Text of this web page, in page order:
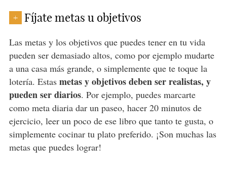
+ Fíjate metas u objetivos
Las metas y los objetivos que puedes tener en tu vida
pueden ser demasiado altos, como por ejemplo mudarte
a una casa más grande, o simplemente que te toque la
lotería. Estas metas y objetivos deben ser realistas, y
pueden ser diarios. Por ejemplo, puedes marcarte
como meta diaria dar un paseo, hacer 20 minutos de
ejercicio, leer un poco de ese libro que tanto te gusta, o
simplemente cocinar tu plato preferido. ¡Son muchas las
metas que puedes lograr!